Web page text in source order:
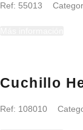
Ref: 55013
Cuchillo
Ref: 108010